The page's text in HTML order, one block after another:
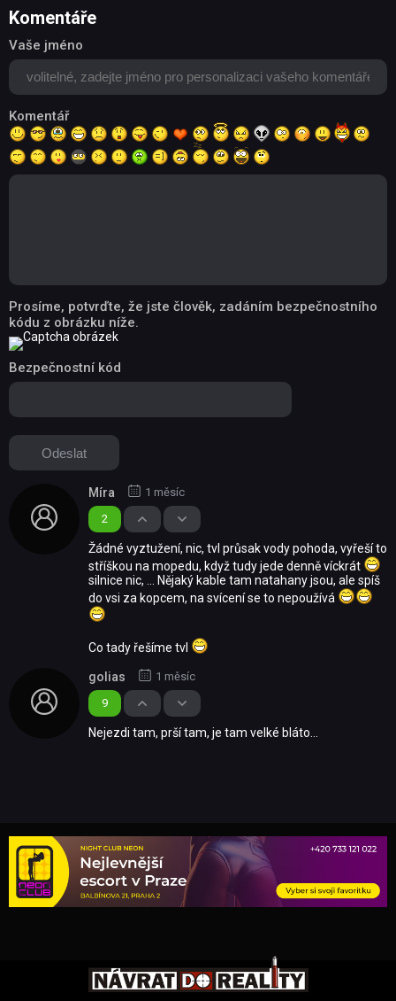
Komentáře
Vaše jméno
Komentář
Prosíme, potvrďte, že jste člověk, zadáním bezpečnostního
kódu z obrázku níže.
Bezpečnostní kód
2
Míra 1 měsíc
Žádné vyztužení, nic, tvl průsak vody pohoda, vyřeší to
stříškou na mopedu, když tudy jede denně víckrát
silnice nic, ... Nějaký kable tam natahany jsou, ale spíš
do vsi za kopcem, na svícení se to nepoužívá
Co tady řešíme tvl
9
golias 1 měsíc
Nejezdi tam, prší tam, je tam velké bláto...